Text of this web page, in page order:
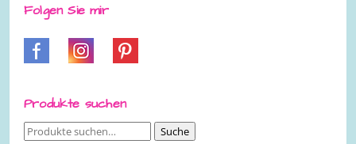
Folgen Sie mir
Produkte suchen
Suche
Suche